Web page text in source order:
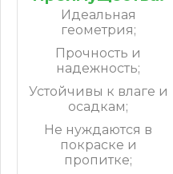
Идеальная
геометрия;
Прочность и
надежность;
Устойчивы к влаге и
осадкам;
Не нуждаются в
покраске и
пропитке;